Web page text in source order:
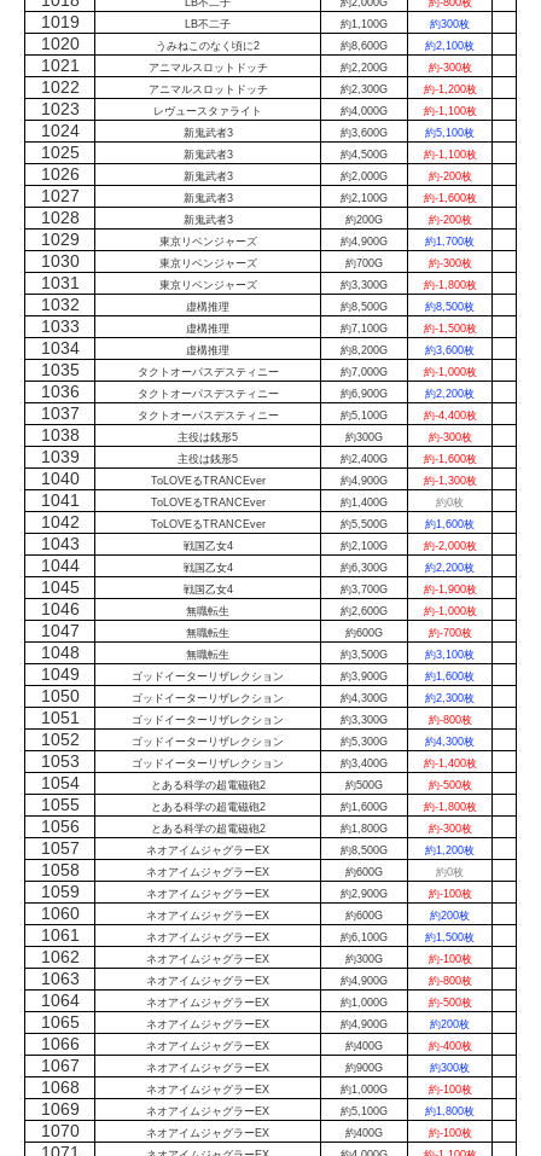
LB不二子 約2,000G 約-800枚
1019 LB不二子 約1,100G 約300枚
1020 うみねこのなく頃に2 約8,600G 約2,100枚
1021 アニマルスロットドッチ 約2,200G 約-300枚
1022 アニマルスロットドッチ 約2,300G 約-1,200枚
1023 レヴュースタァライト 約4,000G 約-1,100枚
1024 新鬼武者3 約3,600G 約5,100枚
1025 新鬼武者3 約4,500G 約-1,100枚
1026 新鬼武者3 約2,000G 約-200枚
1027 新鬼武者3 約2,100G 約-1,600枚
1028 新鬼武者3 約200G 約-200枚
1029 東京リベンジャーズ 約4,900G 約1,700枚
1030 東京リベンジャーズ 約700G 約-300枚
1031 東京リベンジャーズ 約3,300G 約-1,800枚
1032 虚構推理 約8,500G 約8,500枚
1033 虚構推理 約7,100G 約-1,500枚
1034 虚構推理 約8,200G 約3,600枚
1035 タクトオーパスデスティニー 約7,000G 約-1,000枚
1036 タクトオーパスデスティニー 約6,900G 約2,200枚
1037 タクトオーパスデスティニー 約5,100G 約-4,400枚
1038 主役は銭形5 約300G 約-300枚
1039 主役は銭形5 約2,400G 約-1,600枚
1040 ToLOVEるTRANCEver 約4,900G 約-1,300枚
1041 ToLOVEるTRANCEver 約1,400G 約0枚
1042 ToLOVEるTRANCEver 約5,500G 約1,600枚
1043 戦国乙女4 約2,100G 約-2,000枚
1044 戦国乙女4 約6,300G 約2,200枚
1045 戦国乙女4 約3,700G 約-1,900枚
1046 無職転生 約2,600G 約-1,000枚
1047 無職転生 約600G 約-700枚
1048 無職転生 約3,500G 約3,100枚
1049 ゴッドイーターリザレクション 約3,900G 約1,600枚
1050 ゴッドイーターリザレクション 約4,300G 約2,300枚
1051 ゴッドイーターリザレクション 約3,300G 約-800枚
1052 ゴッドイーターリザレクション 約5,300G 約4,300枚
1053 ゴッドイーターリザレクション 約3,400G 約-1,400枚
1054 とある科学の超電磁砲2 約500G 約-500枚
1055 とある科学の超電磁砲2 約1,600G 約-1,800枚
1056 とある科学の超電磁砲2 約1,800G 約-300枚
1057 ネオアイムジャグラーEX 約8,500G 約1,200枚
1058 ネオアイムジャグラーEX 約600G 約0枚
1059 ネオアイムジャグラーEX 約2,900G 約-100枚
1060 ネオアイムジャグラーEX 約600G 約200枚
1061 ネオアイムジャグラーEX 約6,100G 約1,500枚
1062 ネオアイムジャグラーEX 約300G 約-100枚
1063 ネオアイムジャグラーEX 約4,900G 約-800枚
1064 ネオアイムジャグラーEX 約1,000G 約-500枚
1065 ネオアイムジャグラーEX 約4,900G 約200枚
1066 ネオアイムジャグラーEX 約400G 約-400枚
1067 ネオアイムジャグラーEX 約900G 約300枚
1068 ネオアイムジャグラーEX 約1,000G 約-100枚
1069 ネオアイムジャグラーEX 約5,100G 約1,800枚
1070 ネオアイムジャグラーEX 約400G 約-100枚